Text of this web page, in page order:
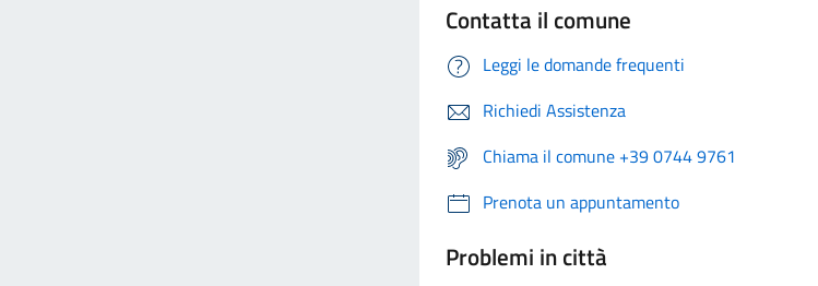
Contatta il comune
Leggi le domande frequenti
Richiedi Assistenza
Chiama il comune +39 0744 9761
Prenota un appuntamento
Problemi in città